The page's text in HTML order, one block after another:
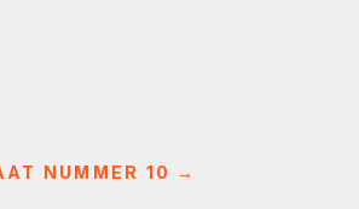
NUMMER 10 →